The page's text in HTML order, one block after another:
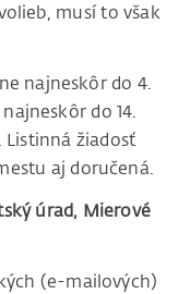
musí to však
najneskôr do 4.
do 14.
žiadosť
aj doručená.
úrad, Mierové
(e-mailových)